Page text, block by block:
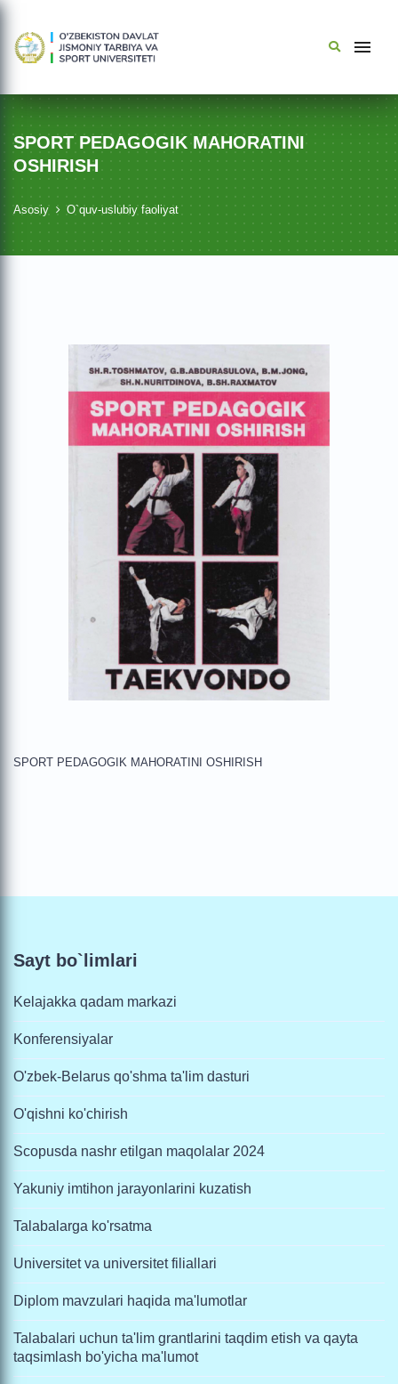
SPORT PEDAGOGIK MAHORATINI
OSHIRISH
Asosiy O`quv-uslubiy faoliyat
SPORT PEDAGOGIK MAHORATINI OSHIRISH
Sayt bo`limlari
Kelajakka qadam markazi
Konferensiyalar
O'zbek-Belarus qo'shma ta'lim dasturi
O'qishni ko'chirish
Scopusda nashr etilgan maqolalar 2024
Yakuniy imtihon jarayonlarini kuzatish
Talabalarga ko'rsatma
Universitet va universitet filiallari
Diplom mavzulari haqida ma'lumotlar
Talabalari uchun ta'lim grantlarini taqdim etish va qayta
taqsimlash bo'yicha ma'lumot